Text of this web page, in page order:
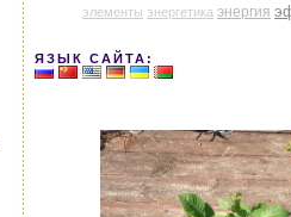
элементы энергетика энергия
ЯЗЫК САЙТА: